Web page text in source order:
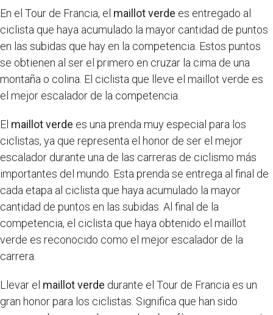
En el Tour de Francia, el maillot verde es entregado al
ciclista que haya acumulado la mayor cantidad de puntos
en las subidas que hay en la competencia. Estos puntos
se obtienen al ser el primero en cruzar la cima de una
montaña o colina. El ciclista que lleve el maillot verde es
el mejor escalador de la competencia.
El maillot verde es una prenda muy especial para los
ciclistas, ya que representa el honor de ser el mejor
escalador durante una de las carreras de ciclismo más
importantes del mundo. Esta prenda se entrega al final de
cada etapa al ciclista que haya acumulado la mayor
cantidad de puntos en las subidas. Al final de la
competencia, el ciclista que haya obtenido el maillot
verde es reconocido como el mejor escalador de la
carrera.
Llevar el maillot verde durante el Tour de Francia es un
gran honor para los ciclistas. Significa que han sido